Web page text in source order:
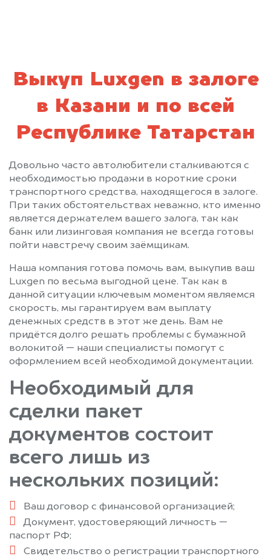
Выкуп Luxgen в залоге
в Казани и по всей
Республике Татарстан
Довольно часто автолюбители сталкиваются с
необходимостью продажи в короткие сроки
транспортного средства, находящегося в залоге.
При таких обстоятельствах неважно, кто именно
является держателем вашего залога, так как
банк или лизинговая компания не всегда готовы
пойти навстречу своим заёмщикам.
Наша компания готова помочь вам, выкупив ваш
Luxgen по весьма выгодной цене. Так как в
данной ситуации ключевым моментом являемся
скорость, мы гарантируем вам выплату
денежных средств в этот же день. Вам не
придётся долго решать проблемы с бумажной
волокитой — наши специалисты помогут с
оформлением всей необходимой документации.
Необходимый для
сделки пакет
документов состоит
всего лишь из
нескольких позиций:
Ваш договор с финансовой организацией;
Документ, удостоверяющий личность —
паспорт РФ;
Свидетельство о регистрации транспортного